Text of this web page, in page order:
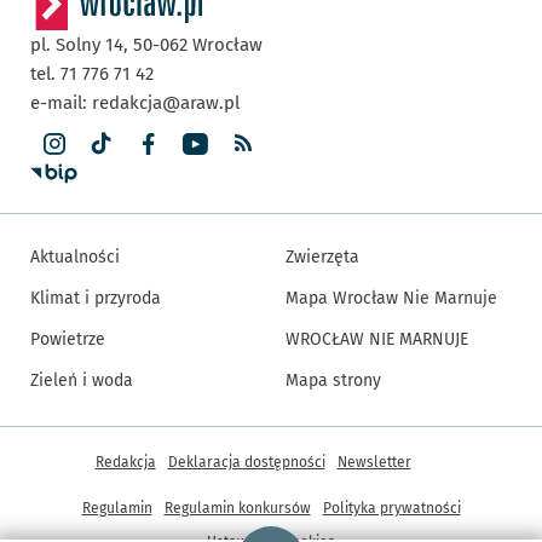
pl. Solny 14, 50-062 Wrocław
tel. 71 776 71 42
e-mail: redakcja@araw.pl
Aktualności
Klimat i przyroda
Powietrze
Zieleń i woda
Zwierzęta
Mapa Wrocław Nie Marnuje
WROCŁAW NIE MARNUJE
Mapa strony
Inne informacje
Redakcja Deklaracja dostępności Newsletter
Regulamin Regulamin konkursów
Polityka prywatności